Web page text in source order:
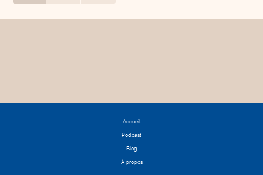
Accueil
Podcast
Blog
À propos